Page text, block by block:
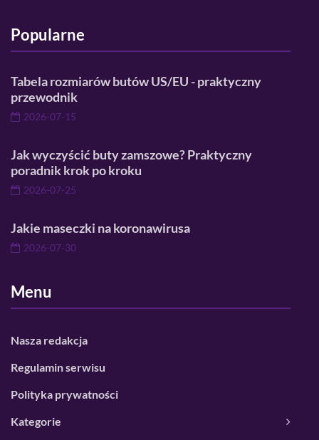
Popularne
Tabela rozmiarów butów US/EU - praktyczny
przewodnik
2026-07-15
Jak wyczyścić buty zamszowe? Praktyczny
poradnik krok po kroku
2026-07-25
Jakie maseczki na koronawirusa
2026-07-30
Menu
Nasza redakcja
Regulamin serwisu
Polityka prywatności
Kategorie